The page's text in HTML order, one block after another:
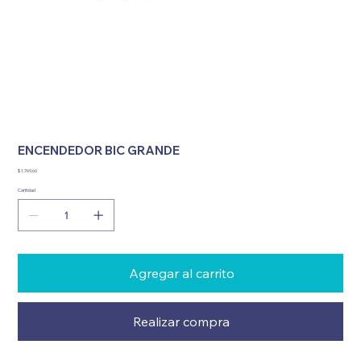
ENCENDEDOR BIC GRANDE
Precio
$ 1.769,60
Cantidad
Agregar al carrito
Realizar compra